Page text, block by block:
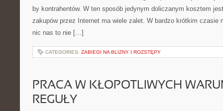
by kontrahentów. W ten sposób jedynym doliczanym kosztem
zakupów przez Internet ma wiele zalet. W bardzo krótkim czasie
nic nas to nie […]
CATEGORIES: ZABIEGI NA BLIZNY I ROZSTĘPY
PRACA W KŁOPOTLIWYCH
REGUŁY